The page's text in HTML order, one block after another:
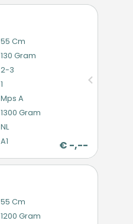
55 Cm
130 Gram
2-3
1
Mps A
1300 Gram
NL
A1
€ -,--
55 Cm
1200 Gram